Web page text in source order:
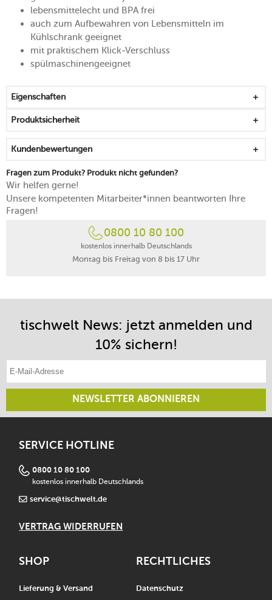
lebensmittelecht und BPA frei
auch zum Aufbewahren von Lebensmitteln im
Kühlschrank geeignet
mit praktischem Klick-Verschluss
spülmaschinengeeignet
Eigenschaften
Produktsicherheit
Kundenbewertungen
Fragen zum Produkt? Produkt nicht gefunden?
Wir helfen gerne!
Unsere kompetenten Mitarbeiter*innen beantworten Ihre
Fragen!
0800 10 80 100
kostenlos innerhalb Deutschlands
Montag bis Freitag von 8 bis 17 Uhr
tischwelt News: jetzt anmelden und
10% sichern!
NEWSLETTER ABONNIEREN
SERVICE HOTLINE
0800 10 80 100
kostenlos innerhalb Deutschlands
service@tischwelt.de
VERTRAG WIDERRUFEN
SHOP
Lieferung & Versand
RECHTLICHES
Datenschutz